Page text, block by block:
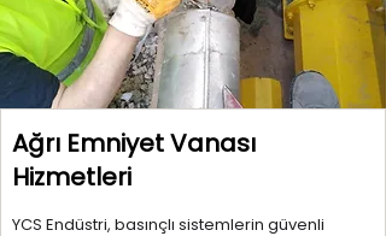
Ağrı Emniyet Vanası
Hizmetleri
YCS Endüstri, basınçlı sistemlerin güvenli